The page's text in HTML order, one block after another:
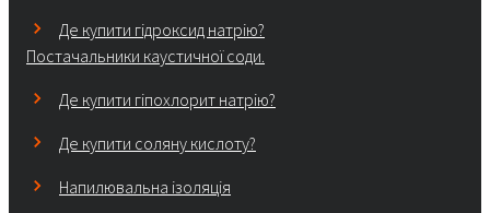
Де купити гідроксид натрію?
Постачальники каустичної соди.
Де купити гіпохлорит натрію?
Де купити соляну кислоту?
Напилювальна ізоляція